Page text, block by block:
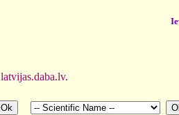
latvijas.daba.lv.